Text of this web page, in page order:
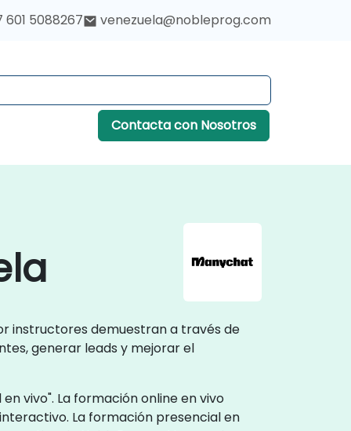
601 5088267 venezuela@nobleprog.com
Contacta con Nosotros
instructores demuestran a través de
generar leads y mejorar el
vivo". La formación online en vivo
interactivo. La formación presencial en